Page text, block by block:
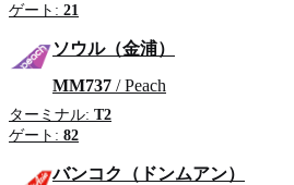
ゲート: 21
ソウル（金浦）
MM737 / Peach
ターミナル: T2
ゲート: 82
バンコク（ドンムアン）